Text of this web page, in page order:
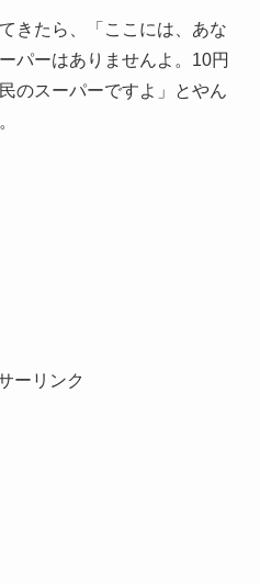
きたら、「ここには、あな
パーはありませんよ。10円
のスーパーですよ」とやん
ーリンク